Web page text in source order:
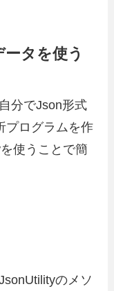
タを使う
分でJson形式
プログラムを作
使うことで簡
のメソ